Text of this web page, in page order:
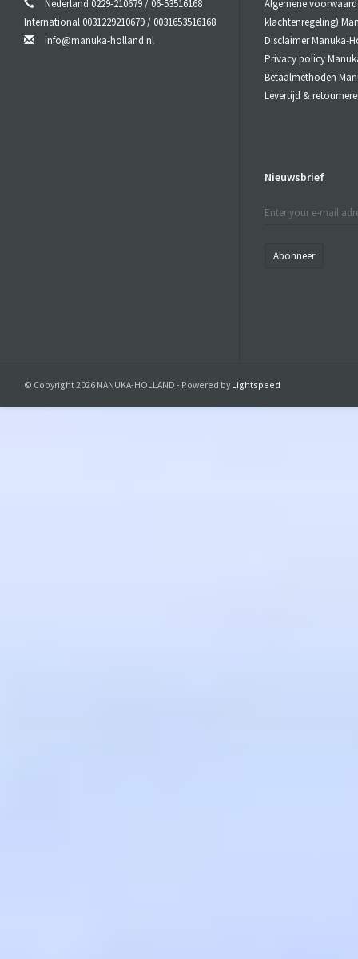
Nederland 0229-210679 / 06-53516168
International 0031229210679 / 0031653516168
info@manuka-holland.nl
Algemene
klachtenregeling)
Disclaimer Manuka-
Privacy policy
Betaalmethoden
Levertijd &
Nieuwsbrief
Abonneer
© Copyright 2026 MANUKA-HOLLAND - Powered by Lightspeed